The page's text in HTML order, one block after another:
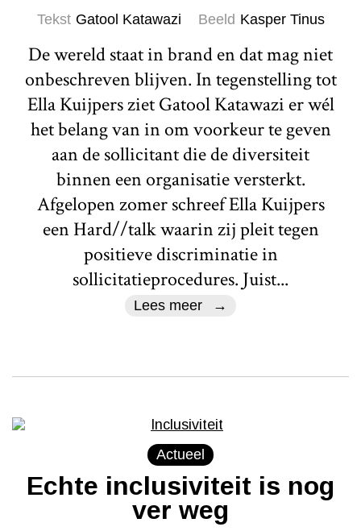
Tekst Gatool Katawazi Beeld Kasper Tinus
De wereld staat in brand en dat mag niet
onbeschreven blijven. In tegenstelling tot
Ella Kuijpers ziet Gatool Katawazi er wél
het belang van in om voorkeur te geven
aan de sollicitant die de diversiteit
binnen een organisatie versterkt.
Afgelopen zomer schreef Ella Kuijpers
een Hard//talk waarin zij pleit tegen
positieve discriminatie in
sollicitatieprocedures. Juist...
Lees meer
Actueel
Echte inclusiviteit is nog
ver weg